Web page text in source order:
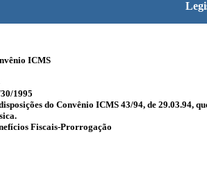
ICMS
1995
do Convênio ICMS 43/94, de 29.03.94,
Fiscais-Prorrogação